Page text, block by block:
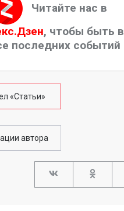
Читайте нас в
, чтобы быть в
последних событий
«Статьи»
автора